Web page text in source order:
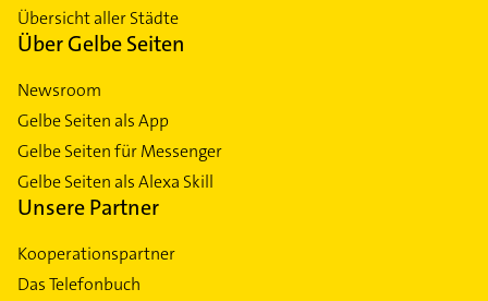
Übersicht aller Städte
Über Gelbe Seiten
Newsroom
Gelbe Seiten als App
Gelbe Seiten für Messenger
Gelbe Seiten als Alexa Skill
Unsere Partner
Kooperationspartner
Das Telefonbuch